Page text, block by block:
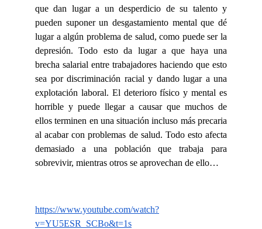
que dan lugar a un desperdicio de su talento y
pueden suponer un desgastamiento mental que dé
lugar a algún problema de salud, como puede ser la
depresión. Todo esto da lugar a que haya una
brecha salarial entre trabajadores haciendo que esto
sea por discriminación racial y dando lugar a una
explotación laboral. El deterioro físico y mental es
horrible y puede llegar a causar que muchos de
ellos terminen en una situación incluso más precaria
al acabar con problemas de salud. Todo esto afecta
demasiado a una población que trabaja para
sobrevivir, mientras otros se aprovechan de ello…
https://www.youtube.com/watch?
v=YU5ESR_SCBo&t=1s